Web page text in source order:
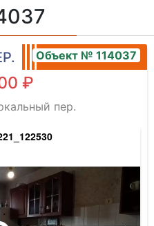
Объект № 114037
₽
пер.